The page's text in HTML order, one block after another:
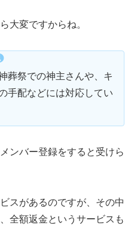
大変ですからね。
葬祭での神主さんや、キ
手配などには対応してい
ンバー登録をすると受けら
スがあるのですが、その中
全額返金というサービスも